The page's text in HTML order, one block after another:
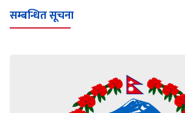
सम्बन्धित सूचना